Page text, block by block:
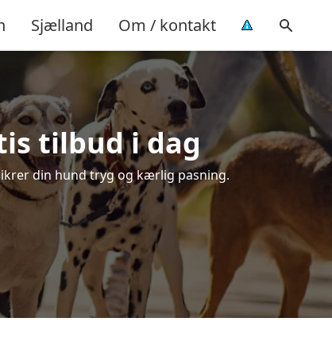
Sjælland Om / kontakt
tilbud i dag
din hund tryg og kærlig pasning.